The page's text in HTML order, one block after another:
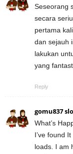
Seseorang
secara
pertama
dan sejauh
lakukan
yang
Reply
gomu837
What’s
I’ve found
loads. I am